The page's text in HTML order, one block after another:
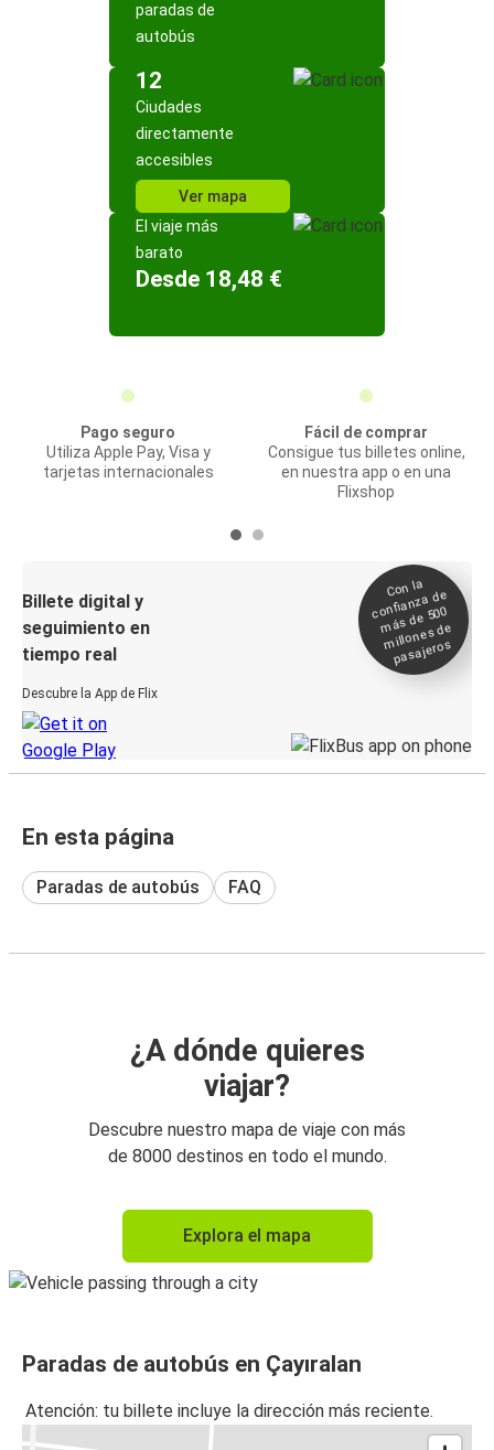
paradas de
autobús
12
Ciudades
directamente
accesibles
Ver mapa
El viaje más
barato
Desde 18,48 €
Pago seguro
Utiliza Apple Pay, Visa y
tarjetas internacionales
Fácil de comprar
Consigue tus billetes online,
en nuestra app o en una
Flixshop
Billete digital y
seguimiento en
tiempo real
Descubre la App de Flix
Con la
confianza de
más de 500
millones de
pasajeros
En esta página
Paradas de autobús FAQ
¿A dónde quieres
viajar?
Descubre nuestro mapa de viaje con más
de 8000 destinos en todo el mundo.
Explora el mapa
Paradas de autobús en Çayıralan
Atención: tu billete incluye la dirección más reciente.